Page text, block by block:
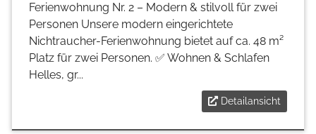
Ferienwohnung Nr. 2 – Modern & stilvoll für zwei
Personen Unsere modern eingerichtete
Nichtraucher-Ferienwohnung bietet auf ca. 48 m²
Platz für zwei Personen. ✅ Wohnen & Schlafen
Helles, gr...
Detailansicht